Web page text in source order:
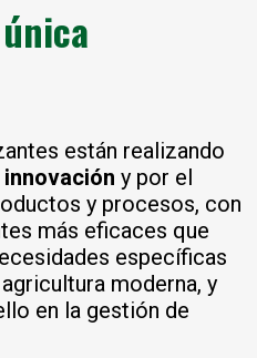
están realizando
innovación y por el
y procesos, con
más eficaces que
específicas
moderna, y
en la gestión de